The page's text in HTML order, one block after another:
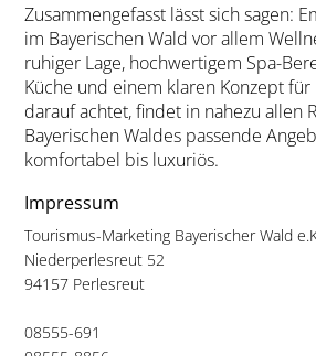
Zusammengefasst lässt sich sagen:
im Bayerischen Wald vor allem
ruhiger Lage, hochwertigem Spa-
Küche und einem klaren Konzept für
darauf achtet, findet in nahezu allen
Bayerischen Waldes passende
komfortabel bis luxuriös.
Impressum
Tourismus-Marketing Bayerischer Wald
Niederperlesreut 52
94157 Perlesreut
08555-691